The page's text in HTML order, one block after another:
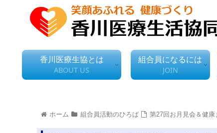
香川医療生協とは
ABOUT US
組合員になるには
JOIN
ホーム 組合員活動のひろば 第27回お月見会＆健康